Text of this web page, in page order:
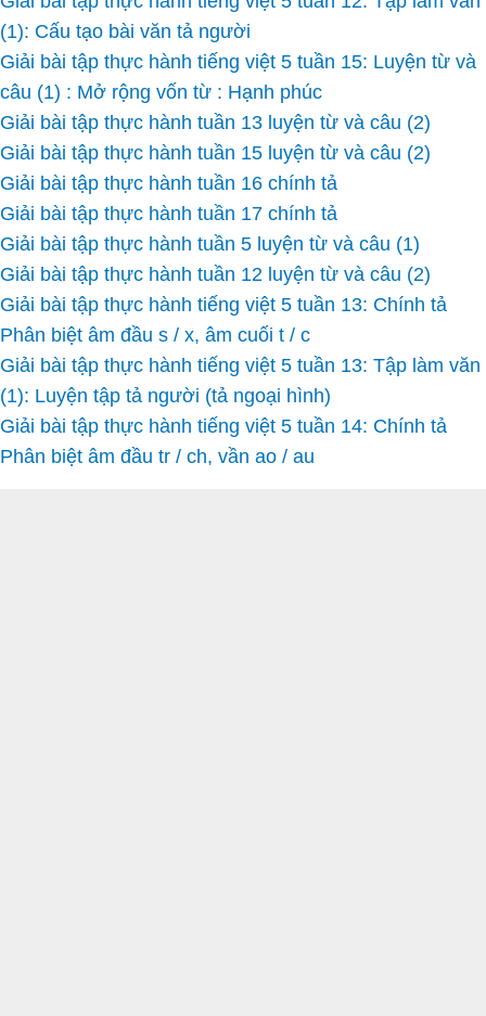
(1): Cấu tạo bài văn tả người
Giải bài tập thực hành tiếng việt 5 tuần 15: Luyện từ và
câu (1) : Mở rộng vốn từ : Hạnh phúc
Giải bài tập thực hành tuần 13 luyện từ và câu (2)
Giải bài tập thực hành tuần 15 luyện từ và câu (2)
Giải bài tập thực hành tuần 16 chính tả
Giải bài tập thực hành tuần 17 chính tả
Giải bài tập thực hành tuần 5 luyện từ và câu (1)
Giải bài tập thực hành tuần 12 luyện từ và câu (2)
Giải bài tập thực hành tiếng việt 5 tuần 13: Chính tả
Phân biệt âm đầu s / x, âm cuối t / c
Giải bài tập thực hành tiếng việt 5 tuần 13: Tập làm văn
(1): Luyện tập tả người (tả ngoại hình)
Giải bài tập thực hành tiếng việt 5 tuần 14: Chính tả
Phân biệt âm đầu tr / ch, vần ao / au